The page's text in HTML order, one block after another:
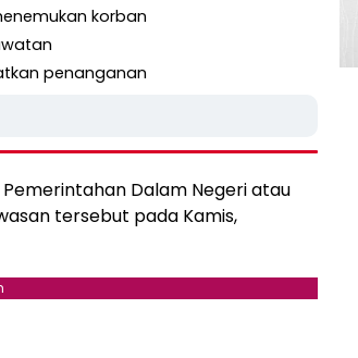
korban
penanganan
Dalam Negeri atau
tersebut pada Kamis,